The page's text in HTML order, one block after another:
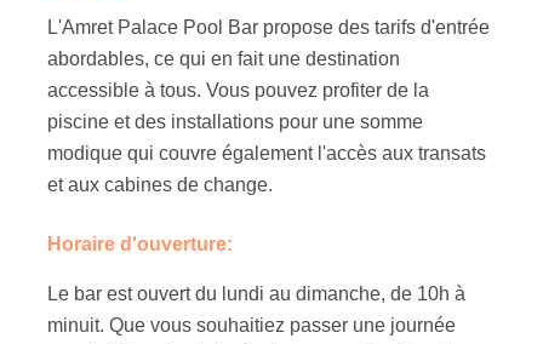
L'Amret Palace Pool Bar propose des tarifs d'entrée
abordables, ce qui en fait une destination
accessible à tous. Vous pouvez profiter de la
piscine et des installations pour une somme
modique qui couvre également l'accès aux transats
et aux cabines de change.
Horaire d'ouverture:
Le bar est ouvert du lundi au dimanche, de 10h à
minuit. Que vous souhaitiez passer une journée